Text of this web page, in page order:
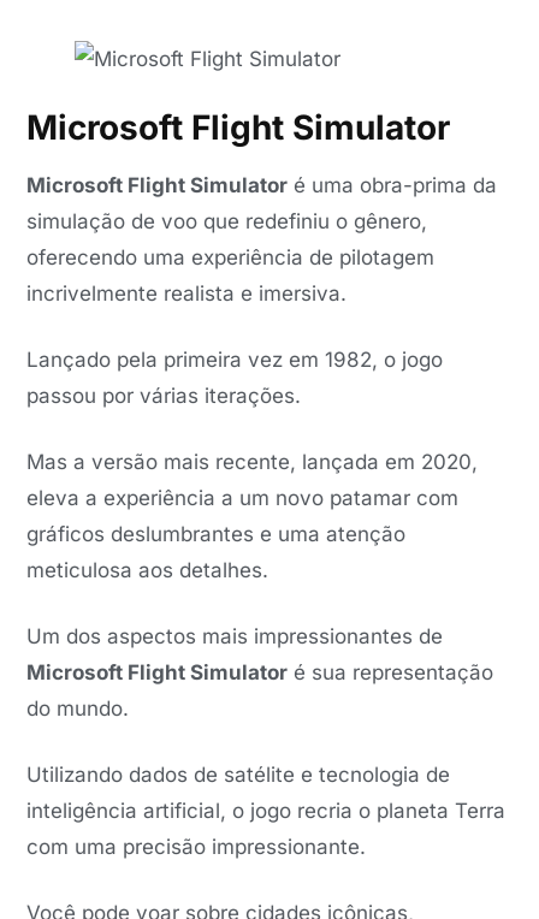
Microsoft Flight Simulator
Microsoft Flight Simulator é uma obra-prima da
simulação de voo que redefiniu o gênero,
oferecendo uma experiência de pilotagem
incrivelmente realista e imersiva.
Lançado pela primeira vez em 1982, o jogo
passou por várias iterações.
Mas a versão mais recente, lançada em 2020,
eleva a experiência a um novo patamar com
gráficos deslumbrantes e uma atenção
meticulosa aos detalhes.
Um dos aspectos mais impressionantes de
Microsoft Flight Simulator é sua representação
do mundo.
Utilizando dados de satélite e tecnologia de
inteligência artificial, o jogo recria o planeta Terra
com uma precisão impressionante.
Você pode voar sobre cidades icônicas,